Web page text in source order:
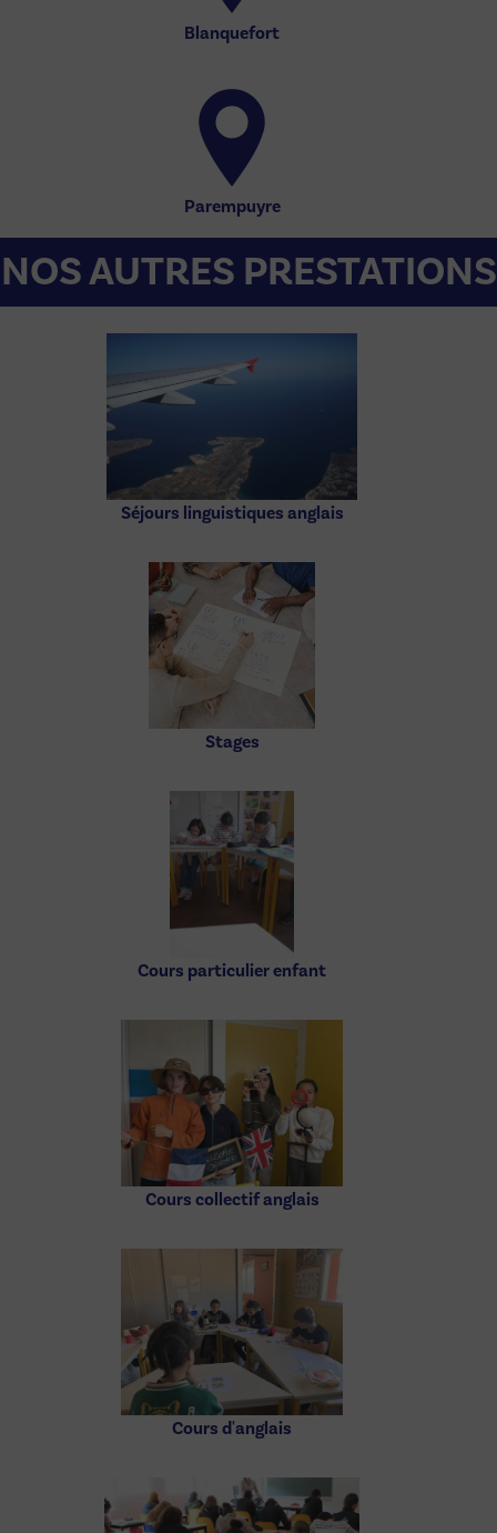
Blanquefort
Parempuyre
NOS AUTRES PRESTATIONS
Séjours linguistiques anglais
Stages
Cours particulier enfant
Cours collectif anglais
Cours d'anglais